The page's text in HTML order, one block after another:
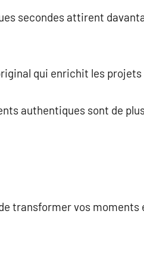
secondes attirent
qui enrichit les
authentiques sont de
transformer vos moments